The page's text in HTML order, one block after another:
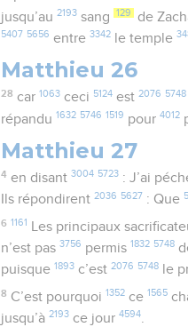
jusqu’au2193 sang 129 de
5407 5656 entre3342 le temple
Matthieu 26
28 car 1063ceci 5124est 2076 5748
répandu 1632 5746 1519 pour4012
Matthieu 27
4 en disant 3004 5723: J’ai
Ils répondirent2036 5627 : Que
6 1161 Les principaux
n’est pas3756 permis 1832 5748
puisque 1893 c’est2076 5748 le
8 C’est pourquoi 1352ce 1565
jusqu’à2193 ce jour4594.